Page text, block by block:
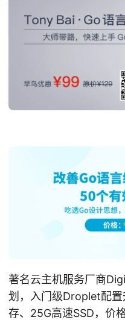
著名云主机服务厂商
划，入门级Droplet配置
存、25G高速SSD，价